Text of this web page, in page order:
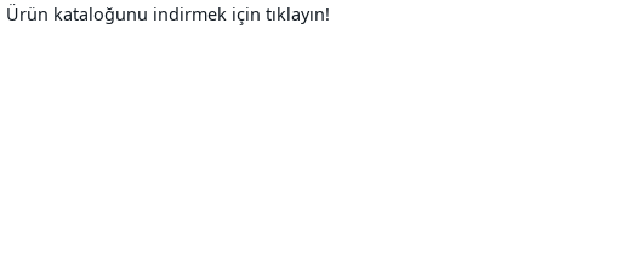
Ürün kataloğunu indirmek için tıklayın!